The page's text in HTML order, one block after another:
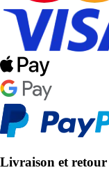
Livraison et retour